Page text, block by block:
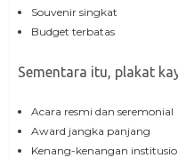
Souvenir singkat
Budget terbatas
Sementara itu, plakat
Acara resmi dan seremonial
Award jangka panjang
Kenang-kenangan